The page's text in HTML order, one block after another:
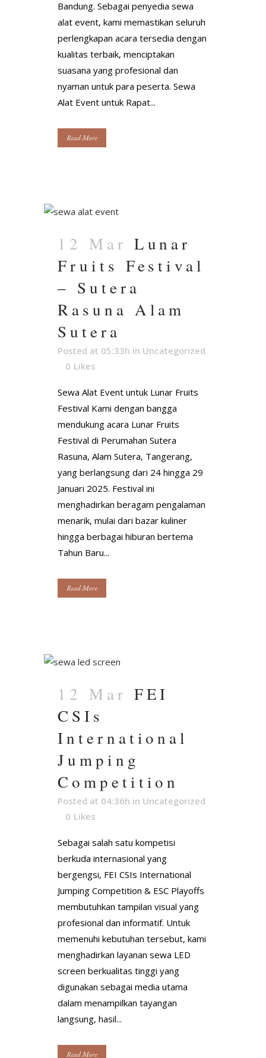
Bandung. Sebagai penyedia sewa
alat event, kami memastikan seluruh
perlengkapan acara tersedia dengan
kualitas terbaik, menciptakan
suasana yang profesional dan
nyaman untuk para peserta. Sewa
Alat Event untuk Rapat...
Read More
12 Mar Lunar
Fruits Festival
– Sutera
Rasuna Alam
Sutera
Posted at 05:33h in Uncategorized
0 Likes
Sewa Alat Event untuk Lunar Fruits
Festival Kami dengan bangga
mendukung acara Lunar Fruits
Festival di Perumahan Sutera
Rasuna, Alam Sutera, Tangerang,
yang berlangsung dari 24 hingga 29
Januari 2025. Festival ini
menghadirkan beragam pengalaman
menarik, mulai dari bazar kuliner
hingga berbagai hiburan bertema
Tahun Baru...
Read More
12 Mar FEI
CSIs
International
Jumping
Competition
Posted at 04:36h in Uncategorized
0 Likes
Sebagai salah satu kompetisi
berkuda internasional yang
bergengsi, FEI CSIs International
Jumping Competition & ESC Playoffs
membutuhkan tampilan visual yang
profesional dan informatif. Untuk
memenuhi kebutuhan tersebut, kami
menghadirkan layanan sewa LED
screen berkualitas tinggi yang
digunakan sebagai media utama
dalam menampilkan tayangan
langsung, hasil...
Read More